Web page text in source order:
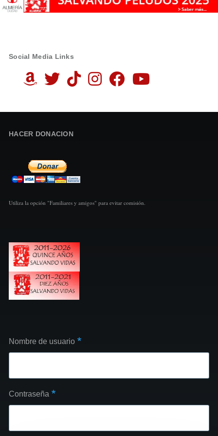
Social Media Links
HACER DONACION
Utiliza la opción "Familiares y amigos" para evitar comisión.
Nombre de usuario
Contraseña